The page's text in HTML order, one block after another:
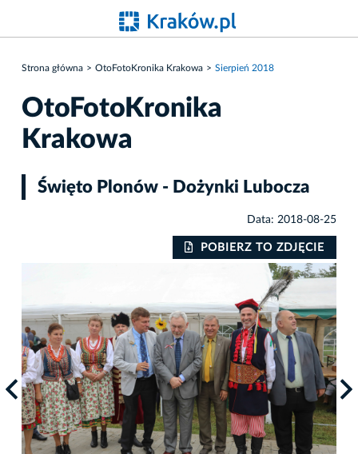
Strona główna OtoFotoKronika Krakowa Sierpień 2018
OtoFotoKronika
Krakowa
Święto Plonów - Dożynki Lubocza
Data: 2018-08-25
POBIERZ TO ZDJĘCIE